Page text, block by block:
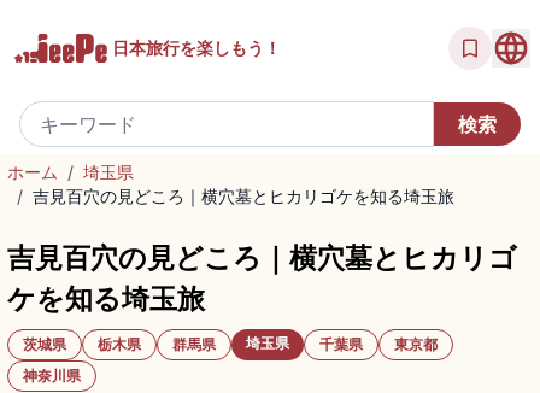
日本旅行を楽しもう！
ホーム / 埼玉県
/ 吉見百穴の見どころ｜横穴墓とヒカリゴケを知る埼玉旅
吉見百穴の見どころ｜横穴墓とヒカリゴ
ケを知る埼玉旅
茨城県 栃木県 群馬県 埼玉県 千葉県
東京都
神奈川県